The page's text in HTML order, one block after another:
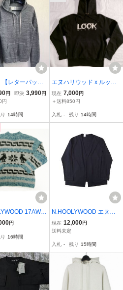
【レターパック
応】 n.hoolywoo
ハリウッド エ
ー フードブル
グレー
円 即決 3,990円
円
14時間
エヌハリウッド x ルック
スタジオ スウェット
パーカ LOGO HOODED P
N.hoolywood sweat park
現在 7,000円
＋送料850円
入札 - 残り 14時間
17AW
ット 36 広瀬す
円
16時間
N.HOOLYWOOD エヌハ
リウッド 18RCH-190 UN
DER SUMMIT WEAR TO
ガン ジャケット 黒 ブラ
現在 12,000円
送料未定
入札 - 残り 15時間